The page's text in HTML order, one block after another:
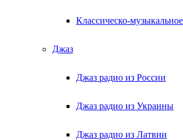
Классическо-
Джаз
Джаз радио из России
Джаз радио из Украины
Джаз радио из Латвии